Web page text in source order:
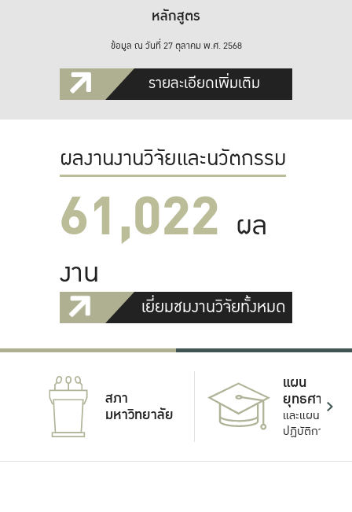
หลักสูตร
ข้อมูล ณ วันที่ 27 ตุลาคม พ.ศ. 2568
รายละเอียดเพิ่มเติม
ผลงานงานวิจัยและนวัตกรรม
61,022 ผล
งาน
เยี่ยมชมงานวิจัยทั้งหมด
สภา
มหาวิทยาลัย
แผน
ยุทธศาสตร์
และแผน
ปฏิบัติการ